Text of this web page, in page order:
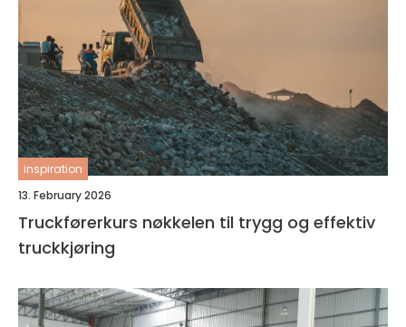
inspiration
13. February 2026
Truckførerkurs nøkkelen til trygg og effektiv
truckkjøring